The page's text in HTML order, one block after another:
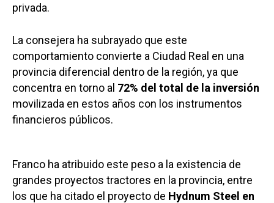
privada.
La consejera ha subrayado que este
comportamiento convierte a Ciudad Real en una
provincia diferencial dentro de la región, ya que
concentra en torno al 72% del total de la inversión
movilizada en estos años con los instrumentos
financieros públicos.
Franco ha atribuido este peso a la existencia de
grandes proyectos tractores en la provincia, entre
los que ha citado el proyecto de Hydnum Steel en